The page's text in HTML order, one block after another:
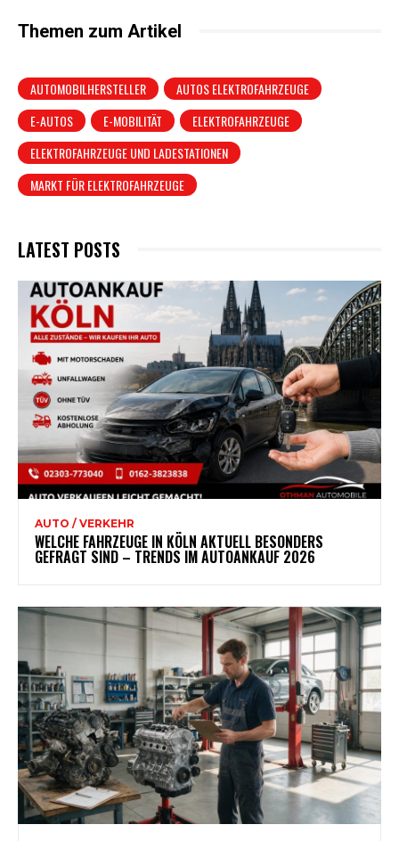
Themen zum Artikel
AUTOMOBILHERSTELLER
AUTOS ELEKTROFAHRZEUGE
E-AUTOS
E-MOBILITÄT
ELEKTROFAHRZEUGE
ELEKTROFAHRZEUGE UND LADESTATIONEN
MARKT FÜR ELEKTROFAHRZEUGE
LATEST POSTS
AUTO / VERKEHR
WELCHE FAHRZEUGE IN KÖLN AKTUELL BESONDERS
GEFRAGT SIND – TRENDS IM AUTOANKAUF 2026